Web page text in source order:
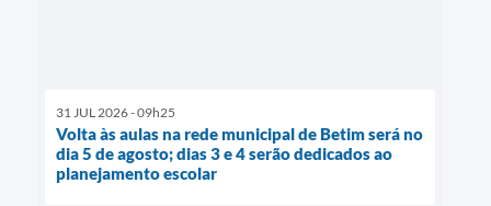
31 JUL 2026 - 09h25
Volta às aulas na rede municipal de Betim será no
dia 5 de agosto; dias 3 e 4 serão dedicados ao
planejamento escolar